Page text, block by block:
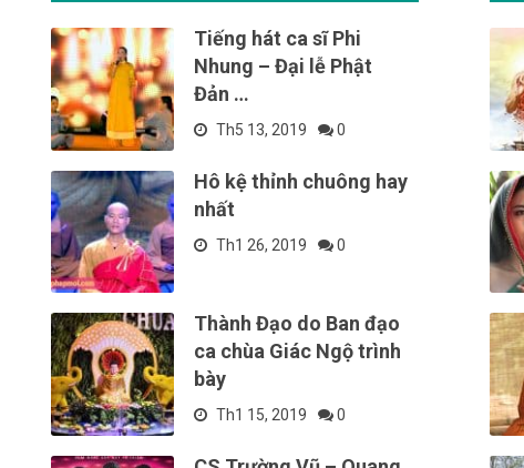
Tiếng hát ca sĩ Phi
Nhung – Đại lễ Phật
Đản …
Th5 13, 2019 0
Hô kệ thỉnh chuông hay
nhất
Th1 26, 2019 0
Thành Đạo do Ban đạo
ca chùa Giác Ngộ trình
bày
Th1 15, 2019 0